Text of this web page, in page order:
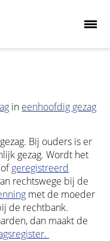
in eenhoofdig gezag
Bij ouders is er
gezag. Wordt het
geregistreerd
rechtswege bij de
met de moeder
de rechtbank.
dan maakt de